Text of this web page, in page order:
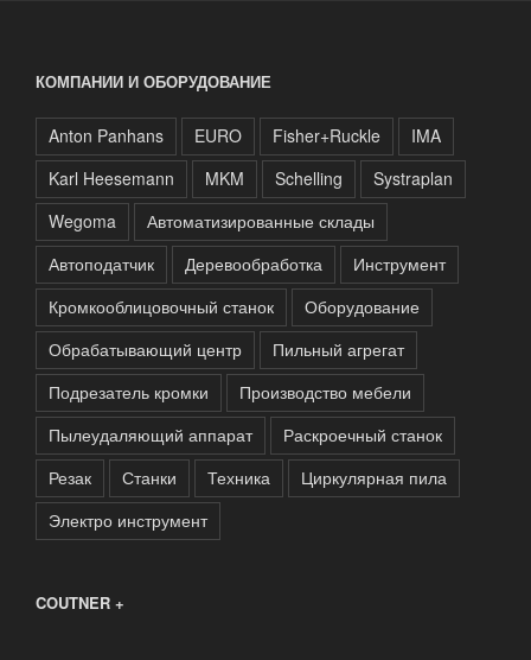
КОМПАНИИ И ОБОРУДОВАНИЕ
Anton Panhans EURO Fisher+Ruckle
IMA
Karl Heesemann
MKM Schelling
Systraplan
Wegoma
Автоматизированные склады
Автоподатчик
Деревообработка
Инструмент
Кромкооблицовочный станок
Оборудование
Обрабатывающий центр
Пильный агрегат
Подрезатель кромки
Производство мебели
Пылеудаляющий аппарат
Раскроечный станок
Резак
Станки Техника
Циркулярная пила
Электро инструмент
COUTNER +